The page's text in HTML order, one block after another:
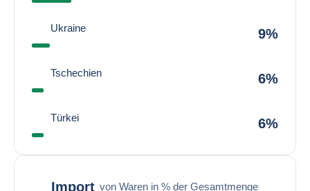
Ukraine 9%
Tschechien 6%
Türkei 6%
Import von Waren in % der Gesamtmenge